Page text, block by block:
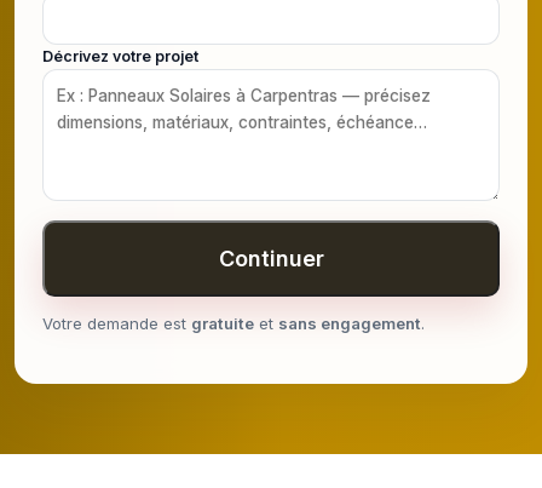
Décrivez votre projet
Continuer
Votre demande est gratuite et sans engagement.